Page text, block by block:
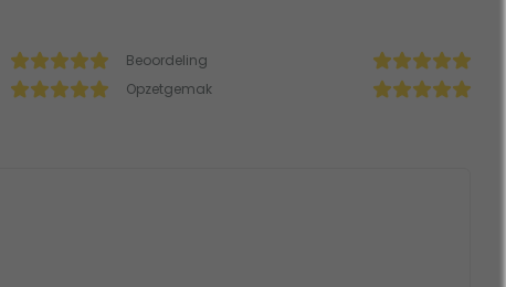
Beoordeling
Opzetgemak